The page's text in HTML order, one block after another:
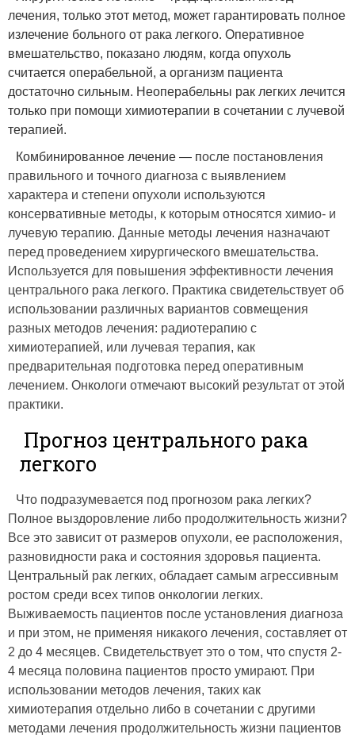
лечения, только этот метод, может гарантировать полное
излечение больного от рака легкого. Оперативное
вмешательство, показано людям, когда опухоль
считается операбельной, а организм пациента
достаточно сильным. Неоперабельны рак легких лечится
только при помощи химиотерапии в сочетании с лучевой
терапией.
Комбинированное лечение — после постановления
правильного и точного диагноза с выявлением
характера и степени опухоли используются
консервативные методы, к которым относятся химио- и
лучевую терапию. Данные методы лечения назначают
перед проведением хирургического вмешательства.
Используется для повышения эффективности лечения
центрального рака легкого. Практика свидетельствует об
использовании различных вариантов совмещения
разных методов лечения: радиотерапию с
химиотерапией, или лучевая терапия, как
предварительная подготовка перед оперативным
лечением. Онкологи отмечают высокий результат от этой
практики.
Прогноз центрального рака
легкого
Что подразумевается под прогнозом рака легких?
Полное выздоровление либо продолжительность жизни?
Все это зависит от размеров опухоли, ее расположения,
разновидности рака и состояния здоровья пациента.
Центральный рак легких, обладает самым агрессивным
ростом среди всех типов онкологии легких.
Выживаемость пациентов после установления диагноза
и при этом, не применяя никакого лечения, составляет от
2 до 4 месяцев. Свидетельствует это о том, что спустя 2-
4 месяца половина пациентов просто умирают. При
использовании методов лечения, таких как
химиотерапия отдельно либо в сочетании с другими
методами лечения продолжительность жизни пациентов